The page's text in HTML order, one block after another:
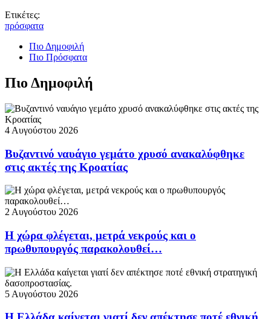
Ετικέτες:
πρόσφατα
Πιο Δημοφιλή
Πιο Πρόσφατα
Πιο Δημοφιλή
4 Αυγούστου 2026
Βυζαντινό ναυάγιο γεμάτο χρυσό ανακαλύφθηκε
στις ακτές της Κροατίας
2 Αυγούστου 2026
Η χώρα φλέγεται, μετρά νεκρούς και ο
πρωθυπουργός παρακολουθεί…
5 Αυγούστου 2026